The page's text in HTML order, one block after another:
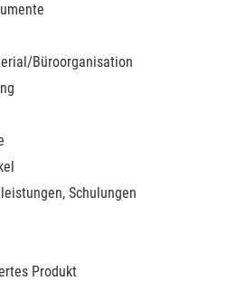
Büroorganisation
Schulungen
Produkt